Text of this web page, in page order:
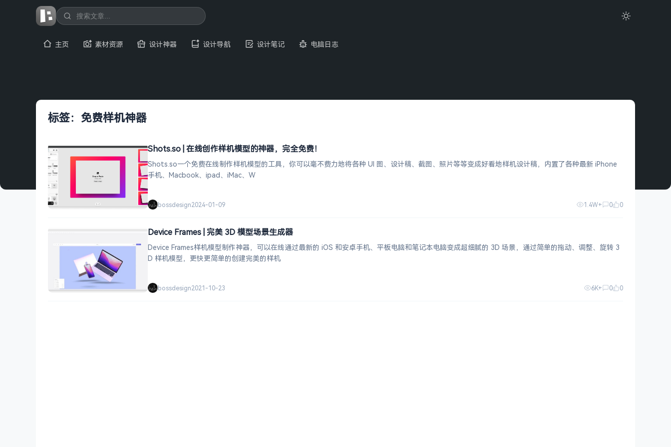
主页 素材资源 设计神器 设计导航 设计笔记 电脑日志
标签：免费样机神器
Shots.so | 在线创作样机模型的神器，完全免费！
Shots.so一个免费在线制作样机模型的工具，你可以毫不费力地将各种 UI 图、设计稿、截图、照片等等变成好看地样机设计稿，内置了各种最新 iPhone
手机、Macbook、ipad、iMac、W
bossdesign2024-01-09 1.4W+ 0 0
Device Frames | 完美 3D 模型场景生成器
Device Frames样机模型制作神器，可以在线通过最新的 iOS 和安卓手机、平板电脑和笔记本电脑变成超细腻的 3D 场景，通过简单的拖动、调整、旋转 3
D 样机模型，更快更简单的创建完美的样机
bossdesign2021-10-23 6K+ 0 0